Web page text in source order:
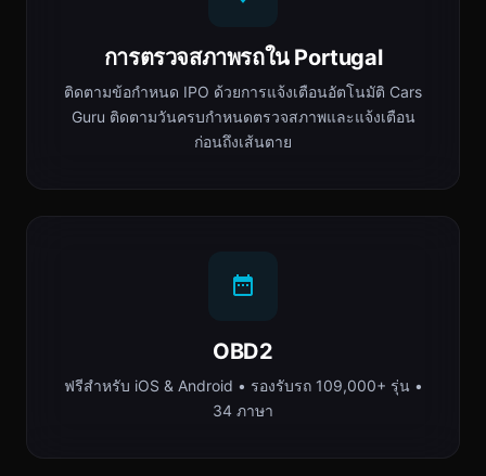
การตรวจสภาพรถใน Portugal
ติดตามข้อกำหนด IPO ด้วยการแจ้งเตือนอัตโนมัติ Cars
Guru ติดตามวันครบกำหนดตรวจสภาพและแจ้งเตือน
ก่อนถึงเส้นตาย
OBD2
ฟรีสำหรับ iOS & Android • รองรับรถ 109,000+ รุ่น •
34 ภาษา